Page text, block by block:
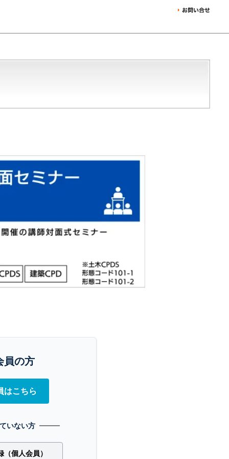
員の方
はこちら
いない方
個人会員）